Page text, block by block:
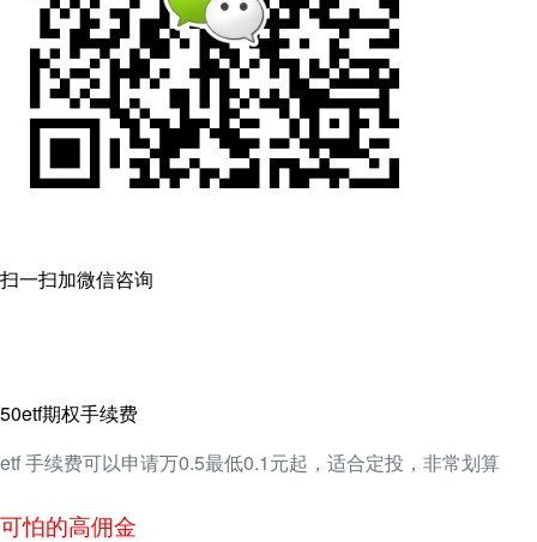
扫一扫加微信咨询
50etf期权手续费
etf 手续费可以申请万0.5最低0.1元起，适合定投，非常划算
可怕的高佣金